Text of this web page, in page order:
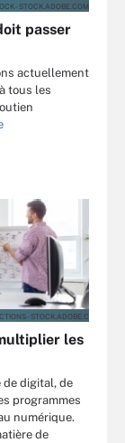
- STOCK.ADOBE.COM
passer
actuellement
tous les
- STOCK.ADOBE.C
les
de digital, de
programmes
numérique.
de